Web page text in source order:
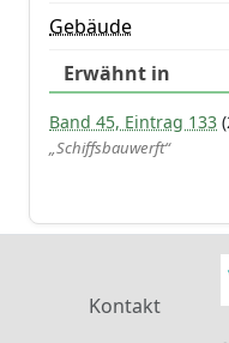
Gebäude
Erwähnt in
Band 45, Eintrag 133
„Schiffsbauwerft“
Kontakt